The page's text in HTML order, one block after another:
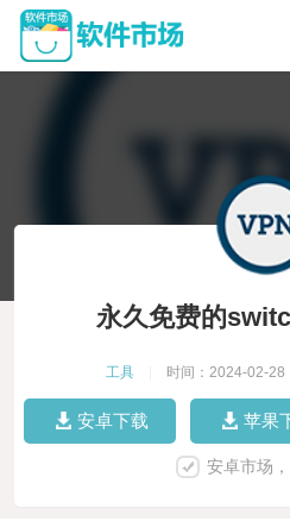
永久免费的
工具 时间：2024-02-28
安卓下载 苹果
安卓市场